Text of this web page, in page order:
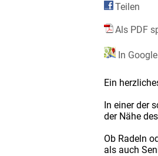
Teilen
Als PDF
In
Ein
In einer der
der Nähe
Ob Radeln
als auch